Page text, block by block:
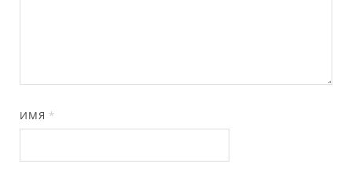
ИМЯ *